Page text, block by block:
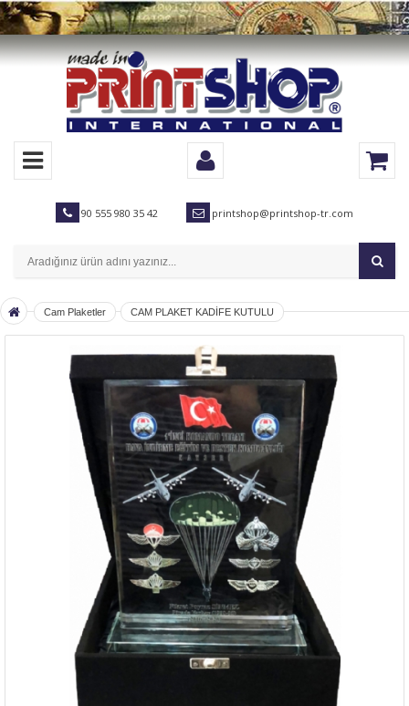
90 555 980 35 42 printshop@printshop-tr.com
Cam Plaketler CAM PLAKET KADİFE KUTULU